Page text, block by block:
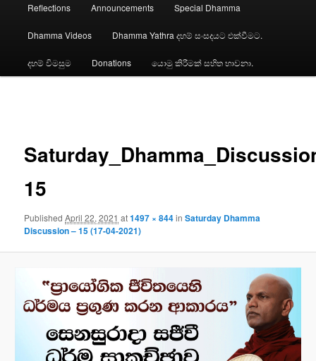
Reflections Announcements Special Dhamma
Dhamma Videos Dhamma Yathra දහම් සංසදයට එක්වීමට.
දහම් විමසුම Donations යොමු කිරීමක් සහිත භාවනා.
15
PublishedApril 22, 2021 at1497 × 844inSaturday Dhamma
Discussion – 15 (17-04-2021)